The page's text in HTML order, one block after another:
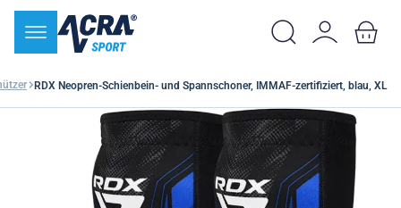
RDX Neopren-Schienbein- und Spannschoner, IMMAF-zertifiziert, blau, XL